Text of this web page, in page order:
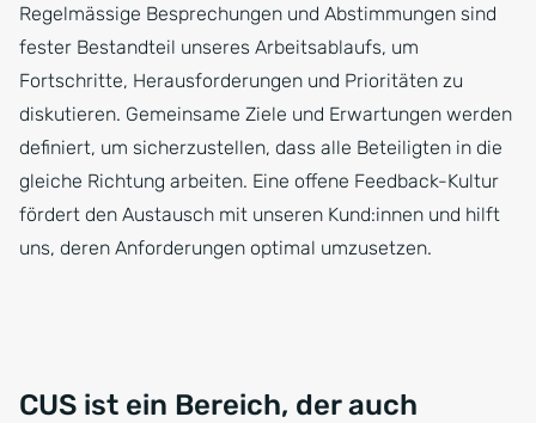
Regelmässige Besprechungen und Abstimmungen sind
fester Bestandteil unseres Arbeitsablaufs, um
Fortschritte, Herausforderungen und Prioritäten zu
diskutieren. Gemeinsame Ziele und Erwartungen werden
definiert, um sicherzustellen, dass alle Beteiligten in die
gleiche Richtung arbeiten. Eine offene Feedback-Kultur
fördert den Austausch mit unseren Kund:innen und hilft
uns, deren Anforderungen optimal umzusetzen.
CUS ist ein Bereich, der auch